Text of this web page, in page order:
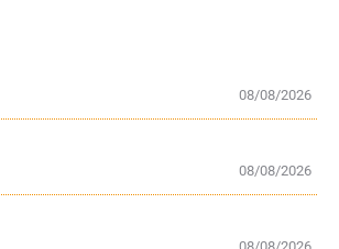
08/08/2026
08/08/2026